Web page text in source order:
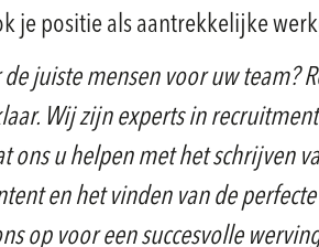
je positie als aantrekkelijke
de juiste mensen voor uw team?
Wij zijn experts in
ons u helpen met het schrijven
en het vinden van de
op voor een succesvolle